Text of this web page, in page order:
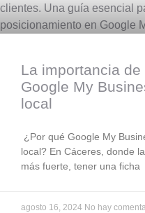
La importancia
Google My
local
¿Por qué Google My
local? En Cáceres, donde
más fuerte, tener una ficha
agosto 16, 2024 No hay